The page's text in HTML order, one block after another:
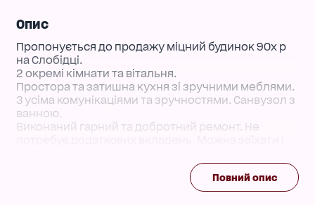
Опис
Пропонується до продажу міцний будинок 90х р
на Слобідці.
2 окремі кімнати та вітальня.
Простора та затишна кухня зі зручними меблями.
З усіма комунікаціями та зручностями. Санвузол з
ванною.
Виконаний гарний та добротний ремонт. Не
Є гараж площею 41 кв.м для автомобіля.
Затишний зелений двір з зоною відпочинку.
Телефонуйте, запишіться на перегляд і
Повний опис